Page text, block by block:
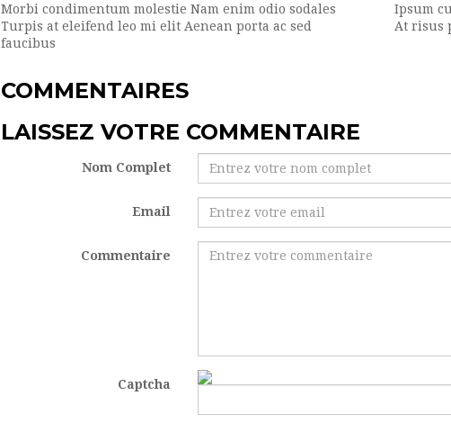
Morbi condimentum molestie Nam enim odio sodales
Turpis at eleifend leo mi elit Aenean porta ac sed
faucibus
Ipsum
At risus
COMMENTAIRES
LAISSEZ VOTRE COMMENTAIRE
Nom Complet
Email
Commentaire
Captcha